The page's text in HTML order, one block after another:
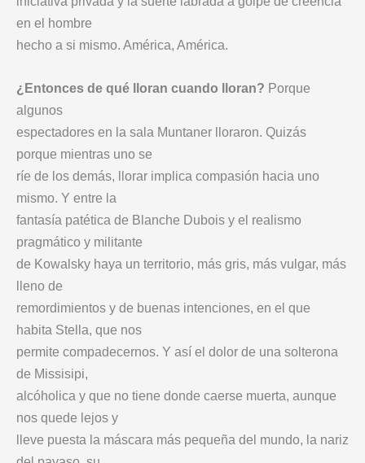
en el hombre
hecho a si mismo. América, América.
¿Entonces de qué lloran cuando lloran? Porque
algunos
espectadores en la sala Muntaner lloraron. Quizás
porque mientras uno se
ríe de los demás, llorar implica compasión hacia uno
mismo. Y entre la
fantasía patética de Blanche Dubois y el realismo
pragmático y militante
de Kowalsky haya un territorio, más gris, más vulgar, más
lleno de
remordimientos y de buenas intenciones, en el que
habita Stella, que nos
permite compadecernos. Y así el dolor de una solterona
de Missisipi,
alcóholica y que no tiene donde caerse muerta, aunque
nos quede lejos y
lleve puesta la máscara más pequeña del mundo, la nariz